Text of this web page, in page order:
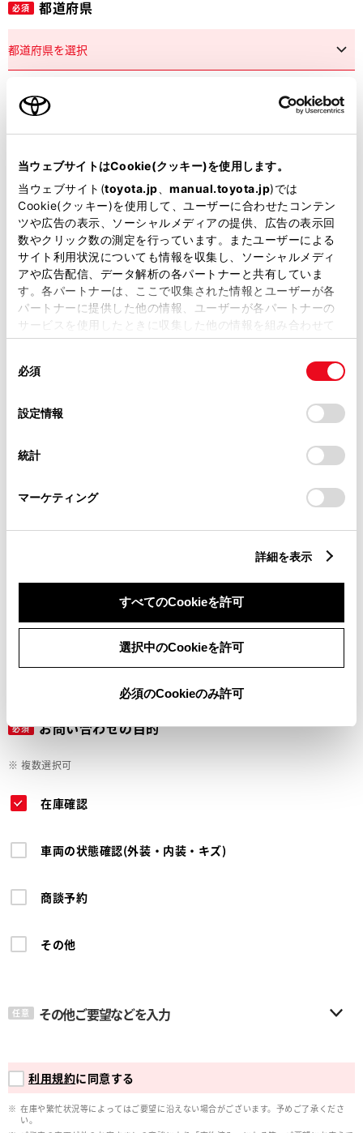
当ウェブサイトはCookie(クッキー)を使用します。
当ウェブサイト(toyota.jp manual.toyota.jp)では
Cookie(クッキー)を使用して、ユーザーに合わせたコンテン
ツや広告の表示、ソーシャルメディアの提供、広告の表示回
数やクリック数の測定を行っています。またユーザーによる
サイト利用状況についても情報を収集し、ソーシャルメディ
アや広告配信、データ解析の各パートナーと共有していま
す。各パートナーは、ここで収集された情報とユーザーが各
パートナーに提供した他の情報、ユーザーが各パートナーの
サービスを使用したときに収集した他の情報を組み合わせて
使用することがあります。当ウェブサイトの使用を続行する
デバイスにすべてのCookie(クッキー)が保存されることに同
意したことになります。Cookie(クッキー)のオプトアウト、
設定の変更、同意を撤回したりするにあたっては、当社の
「Cookie（クッキー）情報の取り扱いについて
」をご覧くだ
必須
設定情報
統計
マーケティング
詳細を表示
すべてのCookieを許可
選択中のCookieを許可
必須のCookieのみ許可
必須 都道府県
市区町村名
必須 丁目番地
建物名
必須 ご希望の連絡方法
Eメール
メールアドレス
必須 お問い合わせの目的
※ 複数選択可
在庫確認
車両の状態確認(外装・内装・キズ)
商談予約
その他
任意 その他ご要望などを入力
利用規約に同意する
在庫や繁忙状況等によってはご要望に沿えない場合がございます。予めご了承くださ
い。